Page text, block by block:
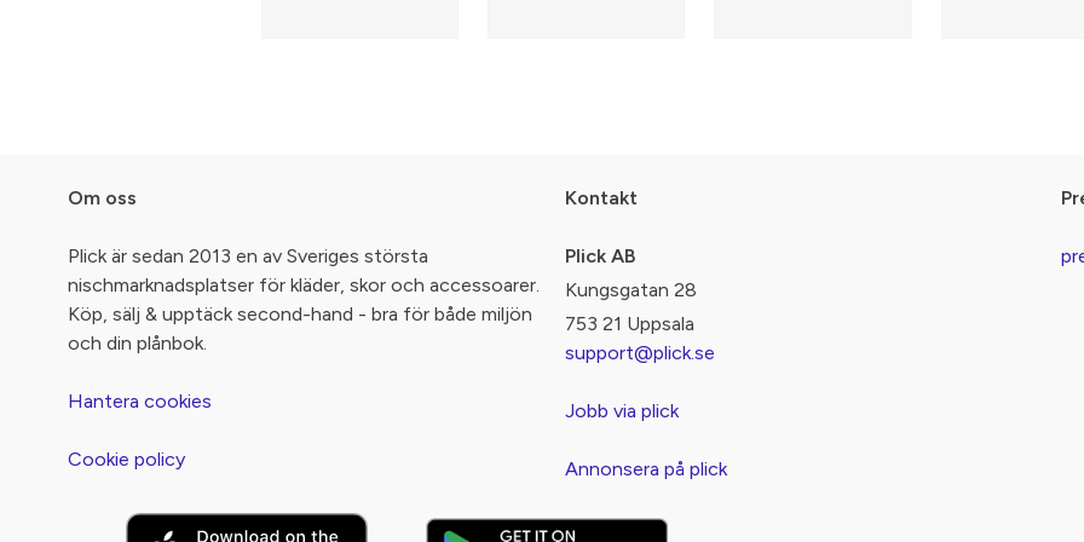
Om oss
Plick är sedan 2013 en av Sveriges största
nischmarknadsplatser för kläder, skor och accessoarer.
Köp, sälj & upptäck second-hand - bra för både miljön
och din plånbok.
Hantera cookies
Cookie policy
Kontakt
Plick AB
Kungsgatan 28
753 21 Uppsala
support@plick.se
Jobb via plick
Annonsera på plick